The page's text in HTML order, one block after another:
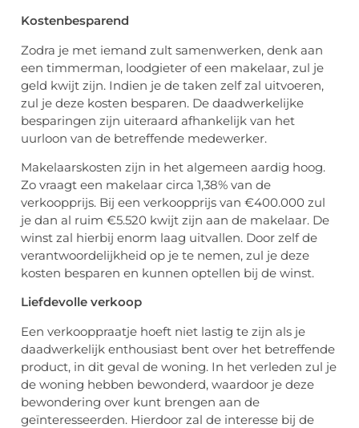
Kostenbesparend
Zodra je met iemand zult samenwerken, denk aan
een timmerman, loodgieter of een makelaar, zul je
geld kwijt zijn. Indien je de taken zelf zal uitvoeren,
zul je deze kosten besparen. De daadwerkelijke
besparingen zijn uiteraard afhankelijk van het
uurloon van de betreffende medewerker.
Makelaarskosten zijn in het algemeen aardig hoog.
Zo vraagt een makelaar circa 1,38% van de
verkoopprijs. Bij een verkoopprijs van €400.000 zul
je dan al ruim €5.520 kwijt zijn aan de makelaar. De
winst zal hierbij enorm laag uitvallen. Door zelf de
verantwoordelijkheid op je te nemen, zul je deze
kosten besparen en kunnen optellen bij de winst.
Liefdevolle verkoop
Een verkooppraatje hoeft niet lastig te zijn als je
daadwerkelijk enthousiast bent over het betreffende
product, in dit geval de woning. In het verleden zul je
de woning hebben bewonderd, waardoor je deze
bewondering over kunt brengen aan de
geïnteresseerden. Hierdoor zal de interesse bij de